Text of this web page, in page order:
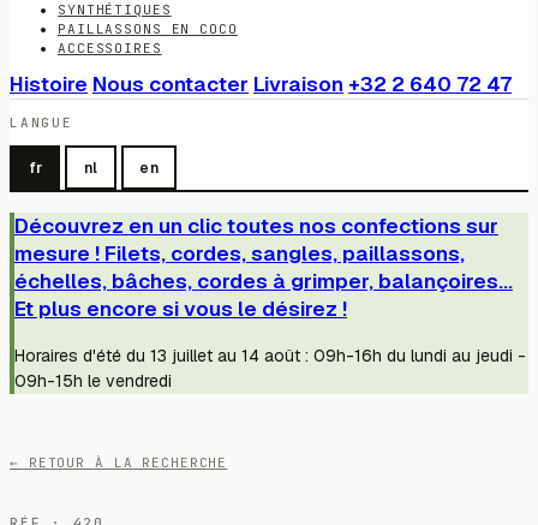
SYNTHÉTIQUES
PAILLASSONS EN COCO
ACCESSOIRES
Histoire Nous contacter Livraison +32 2 640 72 47
LANGUE
fr nl en
Découvrez en un clic toutes nos confections sur
mesure ! Filets, cordes, sangles, paillassons,
échelles, bâches, cordes à grimper, balançoires...
Et plus encore si vous le désirez !
Horaires d'été du 13 juillet au 14 août : 09h-16h du lundi au jeudi -
09h-15h le vendredi
← RETOUR À LA RECHERCHE